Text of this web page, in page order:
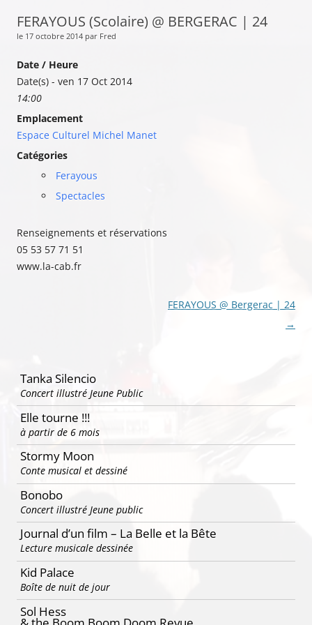
FERAYOUS (Scolaire) @ BERGERAC | 24
le 17 octobre 2014 par Fred
Date / Heure
Date(s) - ven 17 Oct 2014
14:00
Emplacement
Espace Culturel Michel Manet
Catégories
Ferayous
Spectacles
Renseignements et réservations
05 53 57 71 51
www.la-cab.fr
FERAYOUS @ Bergerac | 24
→
Tanka Silencio
Concert illustré Jeune Public
Elle tourne !!!
à partir de 6 mois
Stormy Moon
Conte musical et dessiné
Bonobo
Concert illustré Jeune public
Journal d’un film – La Belle et la Bête
Lecture musicale dessinée
Kid Palace
Boîte de nuit de jour
Sol Hess